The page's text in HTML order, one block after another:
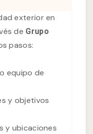
exterior en
de Grupo
pasos:
equipo de
y objetivos
y ubicaciones